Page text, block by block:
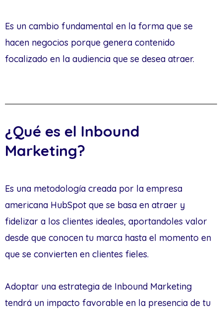
Es un cambio fundamental en la forma que se
hacen negocios porque genera contenido
focalizado en la audiencia que se desea atraer.
¿Qué es el Inbound
Marketing?
Es una metodología creada por la empresa
americana HubSpot que se basa en atraer y
fidelizar a los clientes ideales, aportandoles valor
desde que conocen tu marca hasta el momento en
que se convierten en clientes fieles.
Adoptar una estrategia de Inbound Marketing
tendrá un impacto favorable en la presencia de tu